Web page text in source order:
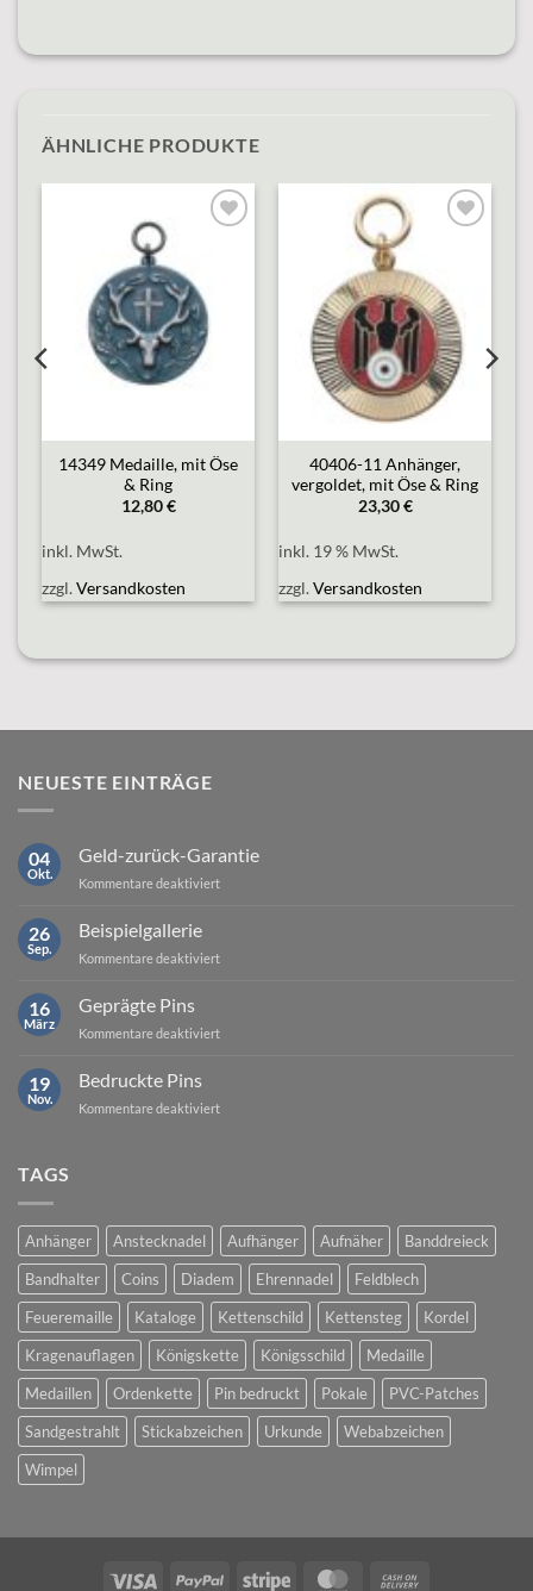
ÄHNLICHE PRODUKTE
14349 Medaille, mit Öse
& Ring
12,80€
inkl. MwSt.
zzgl.Versandkosten
40406-11 Anhänger,
vergoldet, mit Öse & Ring
23,30€
inkl. 19 % MwSt.
zzgl.Versandkosten
NEUESTE EINTRÄGE
04
Okt.
Geld-zurück-Garantie
Kommentare deaktiviertfür
26
Sep.
Beispielgallerie
Kommentare deaktiviertfür
16
März
Geprägte Pins
Kommentare deaktiviertfür
19
Nov.
Bedruckte Pins
Kommentare deaktiviertfür
TAGS
Anhänger Anstecknadel Aufhänger Aufnäher
Banddreieck
Bandhalter
Coins Diadem Ehrennadel
Feldblech
Feueremaille
Kataloge Kettenschild Kettensteg
Kordel
Kragenauflagen
Königskette Königsschild
Medaille
Medaillen
Ordenkette Pin bedruckt Pokale
PVC-Patches
Sandgestrahlt
Stickabzeichen Urkunde
Webabzeichen
Wimpel
Visa PayPal Stripe MasterCard